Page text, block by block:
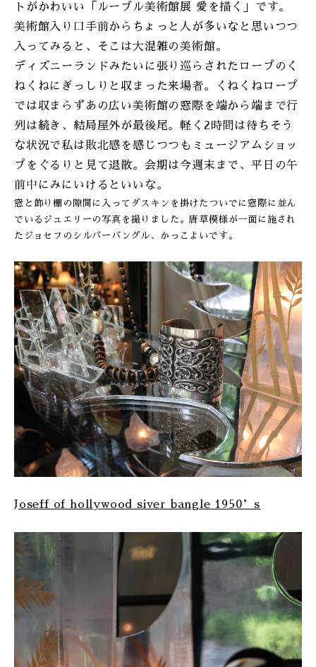
トがかわいい「ルーブル美術館展 愛を描く」です。
美術館入り口手前からちょっと人が多いなと思いつつ
入ってみると、そこは大混雑の美術館。
ディズニーランドみたいに張り巡らされたロープのく
ねくねにぎっしりと収まった来場者。くねくねロープ
では収まらずあの広い美術館の窓際を端から端まで行
列は続き、結局屋外が最後尾。軽く2時間は待ちそう
な状況で私は敗北感を感じつつもミュージアムショッ
プをぐるりと見て退散。会期は今週末まで、平日の午
前中にみにいけるといいな。
窓と飾り棚の隙間に入ってダスキンを掛けたついでに窓際に並ん
でいるジュエリーの写真を撮りました。唐草模様が一面に施され
たジョセフのシルバーバングル、かっこよいです。
Joseff of hollywood siver bangle 1950’s